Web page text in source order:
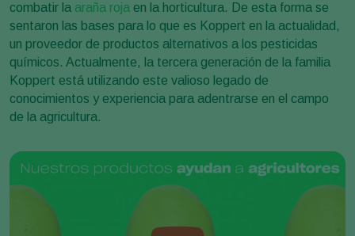
combatir la araña roja en la horticultura. De esta forma se
sentaron las bases para lo que es Koppert en la actualidad,
un proveedor de productos alternativos a los pesticidas
químicos. Actualmente, la tercera generación de la familia
Koppert está utilizando este valioso legado de
conocimientos y experiencia para adentrarse en el campo
de la agricultura.